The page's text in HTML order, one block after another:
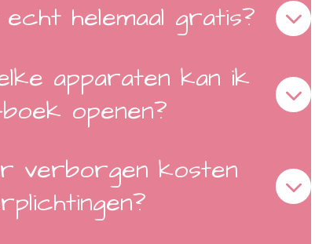
helemaal gratis?
apparaten kan ik
openen?
verborgen kosten